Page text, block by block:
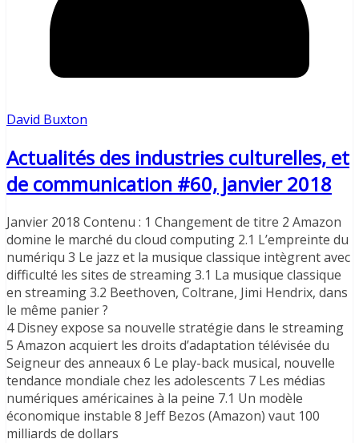
David Buxton
Actualités des industries culturelles, et
de communication #60, janvier 2018
Janvier 2018 Contenu : 1 Changement de titre 2 Amazon
domine le marché du cloud computing 2.1 L’empreinte du
numériqu 3 Le jazz et la musique classique intègrent avec
difficulté les sites de streaming 3.1 La musique classique
en streaming 3.2 Beethoven, Coltrane, Jimi Hendrix, dans
le même panier ?
4 Disney expose sa nouvelle stratégie dans le streaming
5 Amazon acquiert les droits d’adaptation télévisée du
Seigneur des anneaux 6 Le play-back musical, nouvelle
tendance mondiale chez les adolescents 7 Les médias
numériques américaines à la peine 7.1 Un modèle
économique instable 8 Jeff Bezos (Amazon) vaut 100
milliards de dollars